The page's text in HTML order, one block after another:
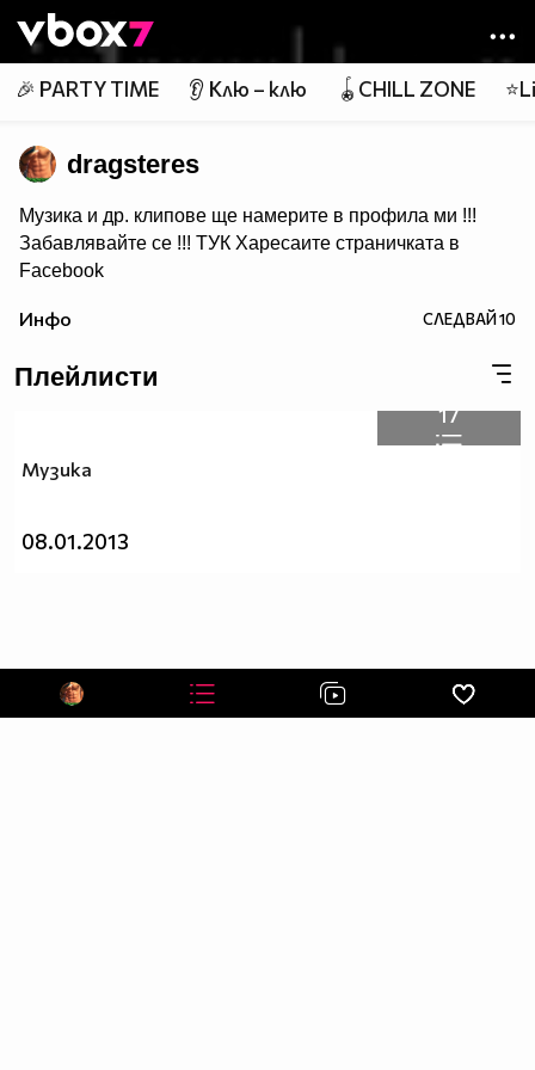
👾
🎉 PARTY TIME 👂 Клю – клю 🪀CHILL ZONE
dragsteres
Музика и др. клипове ще намерите в профила ми !!!
Забавлявайте се !!! ТУК Харесаите страничката в
Facebook
Абонирате за мен :)
Инфо СЛЕДВАЙ10
Плейлисти
17
Музика
08.01.2013